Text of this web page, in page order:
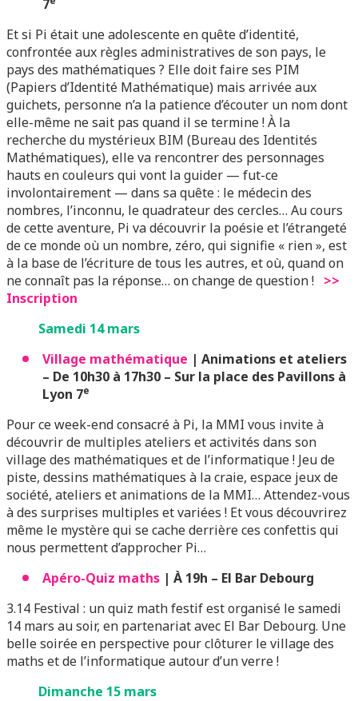
7
Et si Pi était une adolescente en quête d’identité,
confrontée aux règles administratives de son pays, le
pays des mathématiques ? Elle doit faire ses PIM
(Papiers d’Identité Mathématique) mais arrivée aux
guichets, personne n’a la patience d’écouter un nom dont
elle-même ne sait pas quand il se termine ! À la
recherche du mystérieux BIM (Bureau des Identités
Mathématiques), elle va rencontrer des personnages
hauts en couleurs qui vont la guider — fut-ce
involontairement — dans sa quête : le médecin des
nombres, l’inconnu, le quadrateur des cercles… Au cours
de cette aventure, Pi va découvrir la poésie et l’étrangeté
de ce monde où un nombre, zéro, qui signifie « rien », est
à la base de l’écriture de tous les autres, et où, quand on
ne connaît pas la réponse… on change de question ! >>
Inscription
Samedi 14 mars
Village mathématique | Animations et ateliers
– De 10h30 à 17h30 – Sur la place des Pavillons à
Lyon 7e
Pour ce week-end consacré à Pi, la MMI vous invite à
découvrir de multiples ateliers et activités dans son
village des mathématiques et de l’informatique ! Jeu de
piste, dessins mathématiques à la craie, espace jeux de
société, ateliers et animations de la MMI… Attendez-vous
à des surprises multiples et variées ! Et vous découvrirez
même le mystère qui se cache derrière ces confettis qui
nous permettent d’approcher Pi…
Apéro-Quiz maths | À 19h – El Bar Debourg
3.14 Festival : un quiz math festif est organisé le samedi
14 mars au soir, en partenariat avec El Bar Debourg. Une
belle soirée en perspective pour clôturer le village des
maths et de l’informatique autour d’un verre !
Dimanche 15 mars